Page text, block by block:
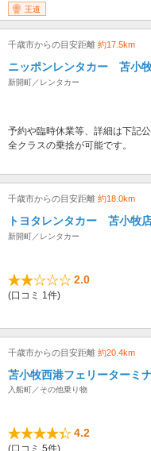
王道
千歳市からの目安距離 約17.5km
ニッポンレンタカー 苫小
新開町／レンタカー
予約や臨時休業等、詳細は下記
全クラスの乗捨が可能です。
千歳市からの目安距離 約18.0km
トヨタレンタカー 苫小牧
新開町／レンタカー
2.0
(口コミ 1件)
千歳市からの目安距離 約20.4km
苫小牧西港フェリーターミ
入船町／その他乗り物
4.2